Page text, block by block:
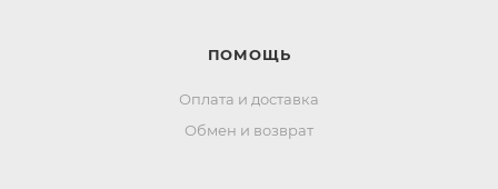
ПОМОЩЬ
Оплата и доставка
Обмен и возврат